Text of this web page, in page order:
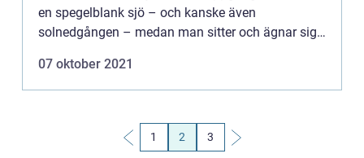
en spegelblank sjö – och kanske även
solnedgången – medan man sitter och ägnar sig
oss har fått tillfäll...
07 oktober 2021
1 2 3